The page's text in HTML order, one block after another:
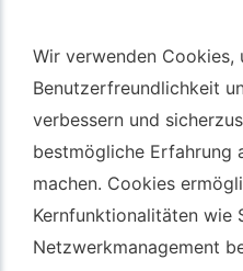
Wir verwenden Cookies,
Benutzerfreundlichkeit
verbessern und
bestmögliche Erfahrung
machen. Cookies
Kernfunktionalitäten wie
Netzwerkmanagement
Wir verwenden Cookies,
Benutzerfreundlichkeit
verbessern und
bestmögliche Erfahrung
machen. Cookies
Kernfunktionalitäten wie
Netzwerkmanagement
Autotransport Bochum
Autotransport Düsseldorf
Autotransport Essen
Autoexport Gelsenkirchen
Autoexport Herne